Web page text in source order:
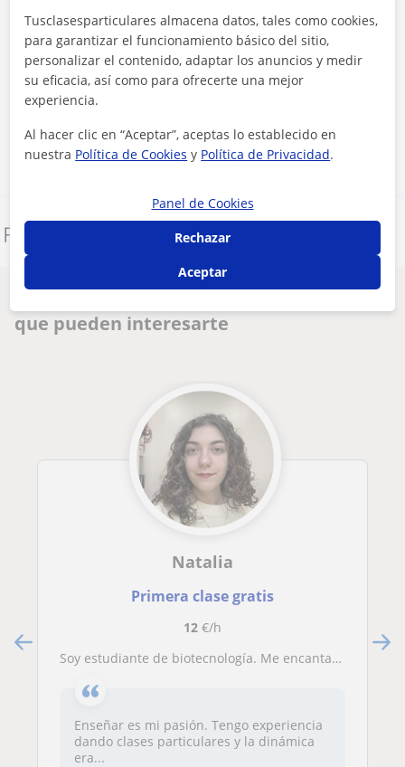
Al hacer clic, aceptas nuestro aviso legal y de privacidad
Contactar ahora
que pueden interesarte
Natalia
Primera clase gratis
12€/h
Soy estudiante de biotecnología. Me encantaría dar clase a cualquiera que esté interesado, sea del curso que sea.
Enseñar es mi pasión. Tengo experiencia
dando clases particulares y la dinámica
era...
Tusclasesparticulares almacena datos, tales como cookies,
para garantizar el funcionamiento básico del sitio,
personalizar el contenido, adaptar los anuncios y medir
su eficacia, así como para ofrecerte una mejor
experiencia.
Al hacer clic en “Aceptar”, aceptas lo establecido en
nuestra Política de Cookies y Política de Privacidad.
Panel de Cookies
Rechazar
Aceptar